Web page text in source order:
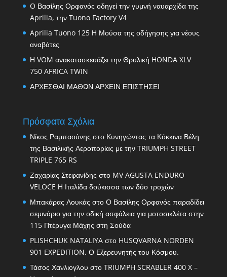
O Βασίλης Ορφανός οδηγεί την γυμνή ναυαρχίδα της
Aprilia, την Tuono Factory V4
Aprilia Tuono 125 Η Μούσα της οδήγησης για νέους
αναβάτες
Η VOM ανακατασκευάζει την Θρυλική HONDA XLV
750 AFRICA TWIN
ΑΡΧΕΣΘΑΙ ΜΑΘΩΝ ΑΡΧΕΙΝ ΕΠΙΣΤΗΣΕΙ
Πρόσφατα Σχόλια
Νίκος Ραμπαούνης στο Κυνηγώντας τα Κόκκινα Βέλη
της Βασιλικής Αεροπορίας με την TRIUMPH STREET
TRIPLE 765 RS
Ζαχαρίας Στεφανίδης στο MV AGUSTA ENDURO
VELOCE Η Ιταλίδα δούκισσα των δύο τροχών
Μπακάρας Λουκάς στο Ο Βασίλης Ορφανός παραδίδει
σεμινάριο για την οδική ασφάλεια για μοτοσικλέτα στην
115 Πτέρυγα Μάχης στη Σούδα
PLISHCHUK NATALIYAστο HUSQVARNA NORDEN
901 EXPEDITION. Ο Εξερευνητής του Κόσμου.
Τάσος Χανλιογλου στο TRIUMPH SCRABLER 400 X –